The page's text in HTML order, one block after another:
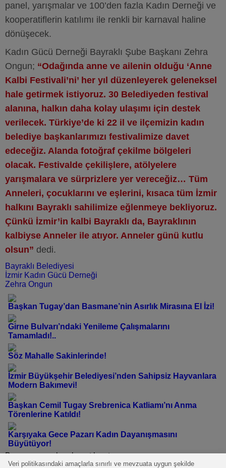
panel, yarışmalar ve 100’den fazla Kadın Derneği ve
kooperatiflerin katılımı ile renkli bir karnaval haline
dönüşecek.
Kadın Gücü Derneği Bayraklı Şube Başkanı Zehra
Ongun; “Odağında anne ve ailenin olduğu ‘Anne
Kalbi Festivali’ni’ her yıl düzenleyerek geleneksel
hale getirmek istiyoruz. 30 Belediyeden festival
alanına, halkın daha kolay ulaşımı için destek
verilecek. Türkiye’de ki 22 il ve ilçemizin kadın
belediye başkanlarımızı festivalimize davet
edeceğiz. Alanda fotoğraf çekilme bölgeleri
olacak. Festivalde çekilişlere, atölyelere
yarışmalara ve sürprizlere yer vereceğiz… Tüm
Anneleri, çocuklarını ve eşlerini, kısaca tüm İzmir
halkını Bayraklı sahilimize eğlenmeye bekliyoruz.
Çünkü İzmir’in kalbi Bayraklı da, Bayraklının
kalbiyse Anneler ile atıyor. Anneler günü kutlu
olsun” dedi.
Bayraklı Belediyesi
İzmir Kadın Gücü Derneği
Zehra Ongun
Başkan Tugay’dan Basmane’nin Asırlık Mirasına El İzi!
Girne Bulvarı’ndaki Yenileme Çalışmalarını
Tamamladı!..
Söz Mahalle Sakinlerinde!
İzmir Büyükşehir Belediyesi’nden Sahipsiz Hayvanlara
Modern Bakımevi!
Başkan Cemil Tugay Srebrenica Katliamı’nı Anma
Törenlerine Katıldı!
Karşıyaka Gece Pazarı Kadın Dayanışmasını
Büyütüyor!
Bu yazı yorumlara kapatılmıştır.
Veri politikasındaki amaçlarla sınırlı ve mevzuata uygun şekilde